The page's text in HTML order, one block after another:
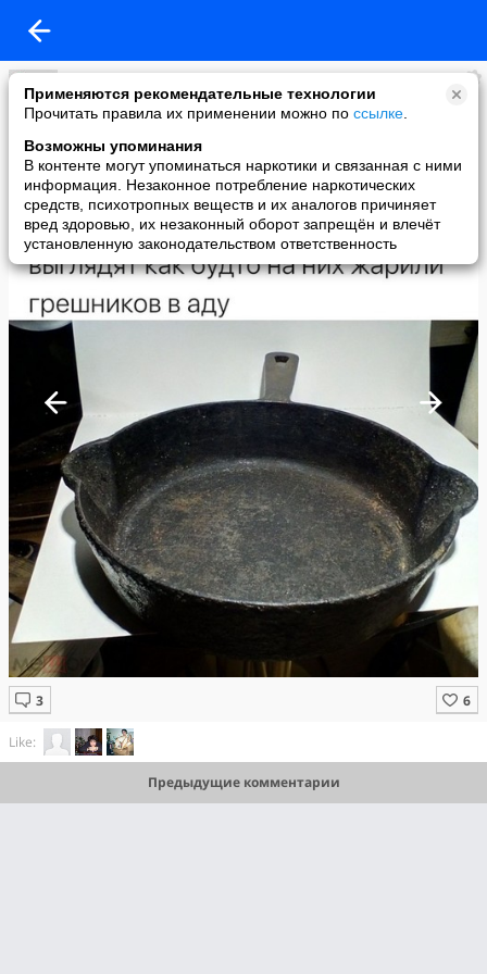
Применяются рекомендательные технологии
Прочитать правила их применении можно по ссылке
Возможны упоминания
В контенте могут упоминаться наркотики и связанная с ними
информация. Незаконное потребление наркотических
средств, психотропных веществ и их аналогов причиняет
вред здоровью, их незаконный оборот запрещён и влечёт
установленную законодательством ответственность
Великие мысли Великих женщин
added a photo
03 Jun в 10:40
Like:
Предыдущие комментарии